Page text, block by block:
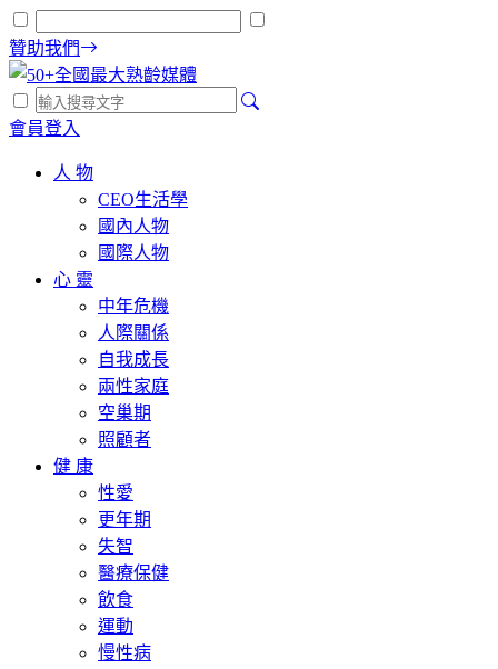
贊助我們
會員登入
人 物
CEO生活學
國內人物
國際人物
心 靈
中年危機
人際關係
自我成長
兩性家庭
空巢期
照顧者
健 康
性愛
更年期
失智
醫療保健
飲食
運動
慢性病